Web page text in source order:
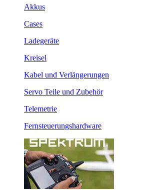
Akkus
Cases
Ladegeräte
Kreisel
Kabel und Verlängerungen
Servo Teile und Zubehör
Telemetrie
Fernsteuerungshardware